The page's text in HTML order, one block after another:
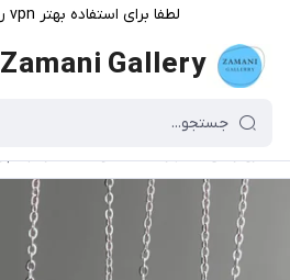
لطفا برای استفاده بهتر vpn را خاموش کنید
Zamani Gallery